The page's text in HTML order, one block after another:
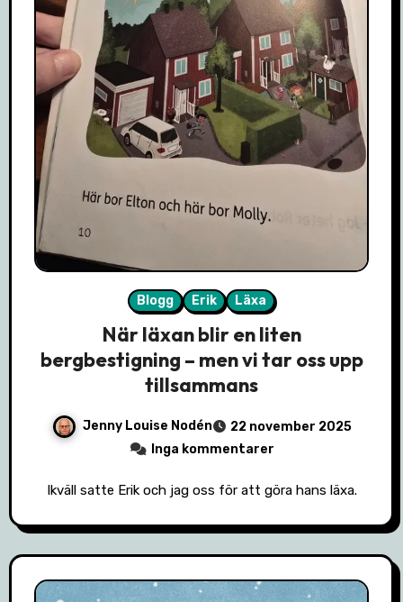
Blogg Erik Läxa
När läxan blir en liten
bergbestigning – men vi tar oss upp
tillsammans
Jenny Louise Nodén
22 november 2025
Inga kommentarer
Ikväll satte Erik och jag oss för att göra hans läxa.